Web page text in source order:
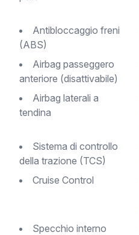
Antibloccaggio freni
(ABS)
Airbag passeggero
anteriore (disattivabile)
Airbag laterali a
tendina
Sistema di controllo
della trazione (TCS)
Cruise Control
Specchio interno